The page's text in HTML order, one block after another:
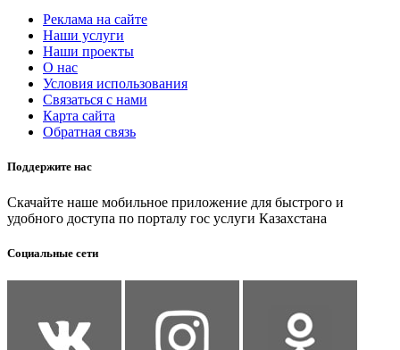
Реклама на сайте
Наши услуги
Наши проекты
О нас
Условия использования
Связаться с нами
Карта сайта
Обратная связь
Поддержите нас
Скачайте наше мобильное приложение для быстрого и
удобного доступа по порталу гос услуги Казахстана
Социальные сети